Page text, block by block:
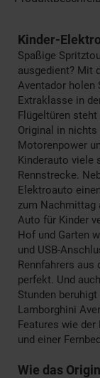
Kinder-
Spaßige
ausgedient? Mit
Aventador holen
Extraklasse in
Flügeltüren
Original in nichts
Motorenpower
Kinderauto viele
Rennstrecke.
Elektroauto
zum Nachmittag
Auto für Kinder
Hof und Garten
und USB-
Rennfahrers aus
perfekt. Und
Stunden
Lamborghini
Features wie
und einer
Wie das